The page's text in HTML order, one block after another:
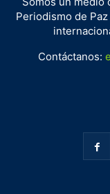
Periodismo de
Contáctanos: